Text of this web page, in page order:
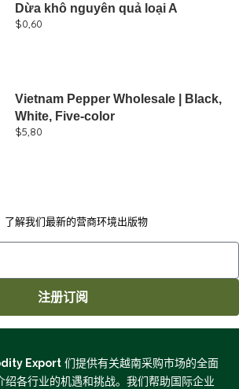
Dừa khô nguyên quả loại A
$0,60
Vietnam Pepper Wholesale | Black,
White, Five-color
$5,80
了解我们最新的营商环境出版物
注册订阅
Export 们提供有关越南采购市场的全面
绍各行业的机遇和挑战。我们帮助国际企业